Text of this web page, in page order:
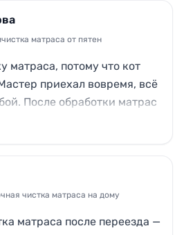
матраса от пятен
матраса, потому что кот
приехал вовремя, всё
После обработки матрас
запах исчез полностью.
Приятно, что не
— всё сделали дома.
чистка матраса на дому
матраса после переезда —